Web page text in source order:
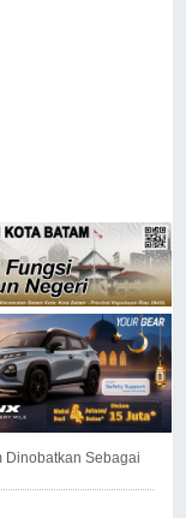
Dinobatkan Sebagai